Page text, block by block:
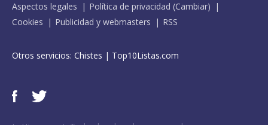
Aspectos legales
Política de privacidad (Cambiar)
Cookies
Publicidad y webmasters RSS
Otros servicios: Chistes | Top10Listas.com